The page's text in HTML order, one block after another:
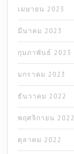
เมษายน 2023
มีนาคม 2023
กุมภาพันธ์ 2023
มกราคม 2023
ธันวาคม 2022
พฤศจิกายน 2022
ตุลาคม 2022